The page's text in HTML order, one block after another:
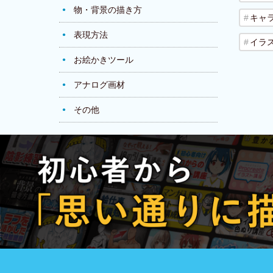
物・背景の描き方
表現方法
お絵かきツール
アナログ画材
その他
キャ
イラ